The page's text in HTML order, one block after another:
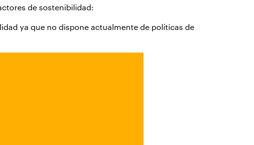
de sostenibilidad:
ya que no dispone actualmente de políticas de